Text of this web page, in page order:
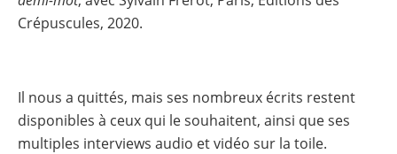
Crépuscules, 2020.
Il nous a quittés, mais ses nombreux écrits restent
disponibles à ceux qui le souhaitent, ainsi que ses
multiples interviews audio et vidéo sur la toile.